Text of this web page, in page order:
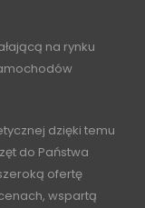
na rynku
dzięki temu
do Państwa
ofertę
wspartą